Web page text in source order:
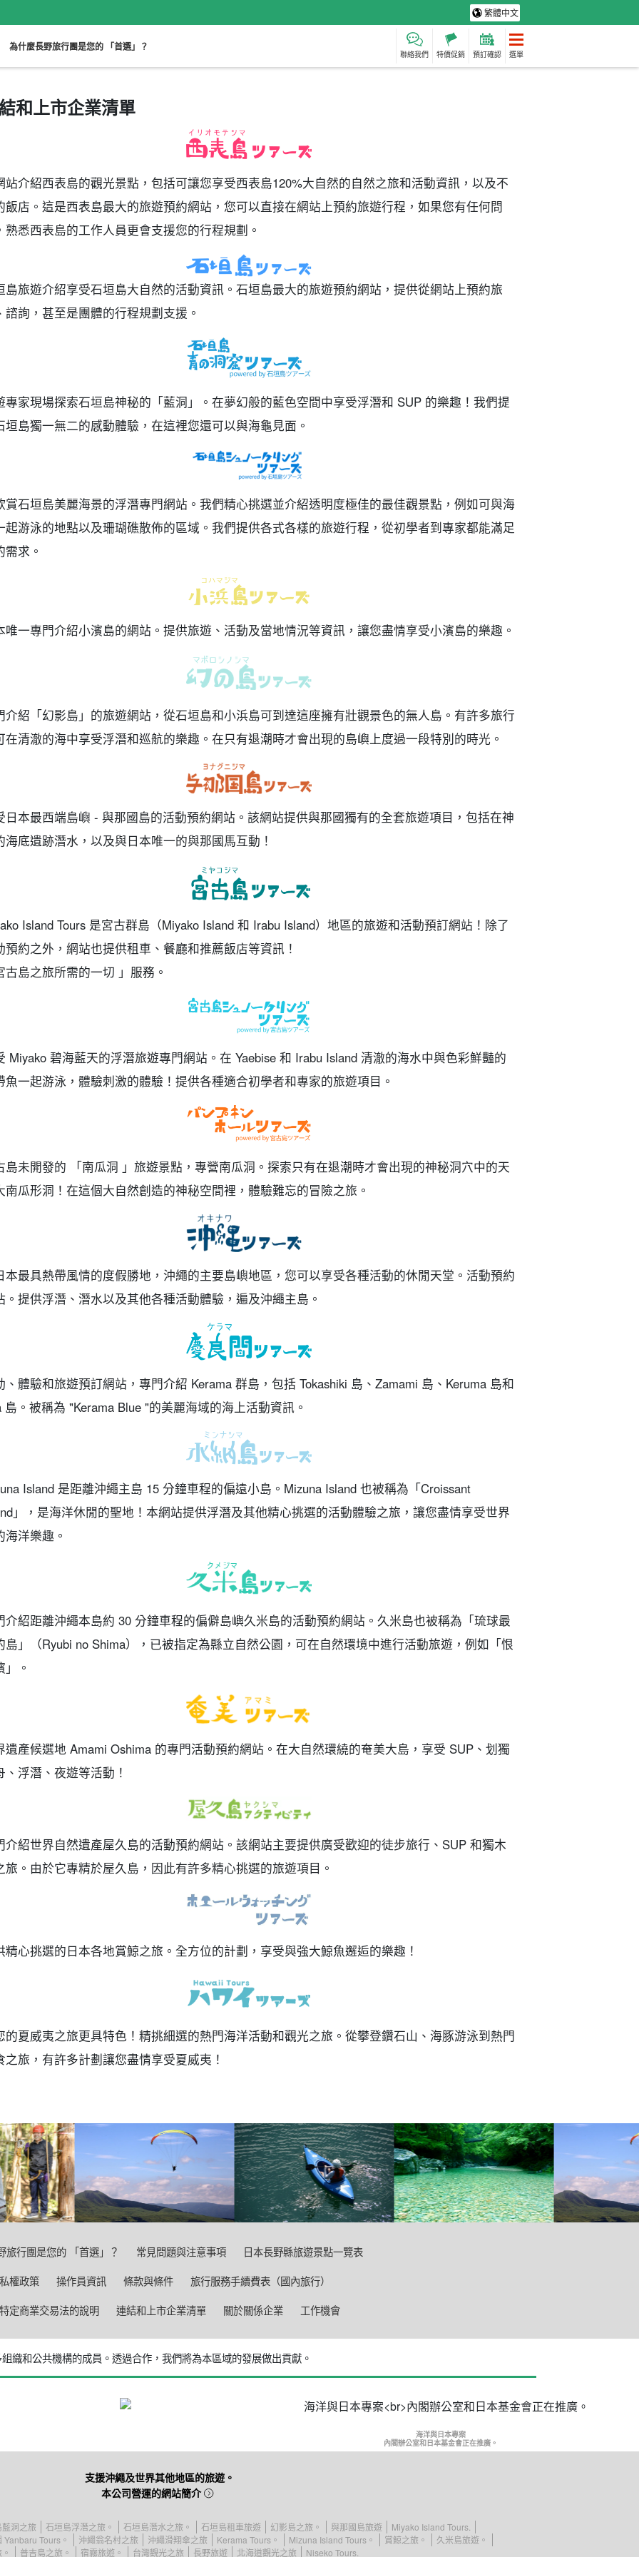
繁體中文
為什麼長野旅行團是您的 「首選」？
聯絡我們 特價促銷 預訂確認 選單
可單獨參與
和上市企業清單
站介紹西表島的觀光景點，包括可讓您享受西表島120%大自然的自然之旅和活動資訊，以及不
飯店。這是西表島最大的旅遊預約網站，您可以直接在網站上預約旅遊行程，如果您有任何問
熟悉西表島的工作人員更會支援您的行程規劃。
島旅遊介紹享受石垣島大自然的活動資訊。石垣島最大的旅遊預約網站，提供從網站上預約旅
諮詢，甚至是團體的行程規劃支援。
專家現場探索石垣島神秘的「藍洞」。在夢幻般的藍色空間中享受浮潛和 SUP 的樂趣！我們提
垣島獨一無二的感動體驗，在這裡您還可以與海龜見面。
賞石垣島美麗海景的浮潛專門網站。我們精心挑選並介紹透明度極佳的最佳觀景點，例如可與海
起游泳的地點以及珊瑚礁散佈的區域。我們提供各式各樣的旅遊行程，從初學者到專家都能滿足
需求。
唯一專門介紹小濱島的網站。提供旅遊、活動及當地情況等資訊，讓您盡情享受小濱島的樂趣。
介紹「幻影島」的旅遊網站，從石垣島和小浜島可到達這座擁有壯觀景色的無人島。有許多旅行
在清澈的海中享受浮潛和巡航的樂趣。在只有退潮時才會出現的島嶼上度過一段特別的時光。
日本最西端島嶼 - 與那國島的活動預約網站。該網站提供與那國獨有的全套旅遊項目，包括在神
海底遺跡潛水，以及與日本唯一的與那國馬互動！
Island Tours 是宮古群島（Miyako Island 和 Irabu Island）地區的旅遊和活動預訂網站！除了
預約之外，網站也提供租車、餐廳和推薦飯店等資訊！
古島之旅所需的一切 」服務。
Miyako 碧海藍天的浮潛旅遊專門網站。在 Yaebise 和 Irabu Island 清澈的海水中與色彩鮮豔的
魚一起游泳，體驗刺激的體驗！提供各種適合初學者和專家的旅遊項目。
島未開發的 「南瓜洞 」旅遊景點，專營南瓜洞。探索只有在退潮時才會出現的神秘洞穴中的天
南瓜形洞！在這個大自然創造的神秘空間裡，體驗難忘的冒險之旅。
本最具熱帶風情的度假勝地，沖繩的主要島嶼地區，您可以享受各種活動的休閒天堂。 活動預約
。提供浮潛、潛水以及其他各種活動體驗，遍及沖繩主島。
、體驗和旅遊預訂網站，專門介紹 Kerama 群島，包括 Tokashiki 島、Zamami 島、Keruma 島和
島。被稱為 "Kerama Blue "的美麗海域的海上活動資訊。
Island 是距離沖繩主島 15 分鐘車程的偏遠小島。Mizuna Island 也被稱為「Croissant
」，是海洋休閒的聖地！本網站提供浮潛及其他精心挑選的活動體驗之旅，讓您盡情享受世界
海洋樂趣。
介紹距離沖繩本島約 30 分鐘車程的偏僻島嶼久米島的活動預約網站。久米島也被稱為「琉球最
島」（Ryubi no Shima），已被指定為縣立自然公園，可在自然環境中進行活動旅遊，例如「恨
」。
遺產候選地 Amami Oshima 的專門活動預約網站。在大自然環繞的奄美大島，享受 SUP、划獨
、浮潛、夜遊等活動！
介紹世界自然遺產屋久島的活動預約網站。該網站主要提供廣受歡迎的徒步旅行、SUP 和獨木
旅。由於它專精於屋久島，因此有許多精心挑選的旅遊項目。
精心挑選的日本各地賞鯨之旅。全方位的計劃，享受與強大鯨魚邂逅的樂趣！
的夏威夷之旅更具特色！精挑細選的熱門海洋活動和觀光之旅。從攀登鑽石山、海豚游泳到熱門
之旅，有許多計劃讓您盡情享受夏威夷！
旅行團是您的 「首選」？ 常見問題與注意事項
日本長野縣旅遊景點一覽表
權政策
操作員資訊 條款與條件
旅行服務手續費表（國內旅行）
定商業交易法的說明
連結和上市企業清單 關於關係企業 工作機會
織和公共機構的成員。透過合作，我們將為本區域的發展做出貢獻。
海洋與日本專案
內閣辦公室和日本基金會正在推廣。
支援沖繩及世界其他地區的旅遊。
本公司營運的網站簡介
洞之旅 石垣島浮潛之旅。 石垣島潛水之旅。 石垣島租車旅遊 幻影島之旅。 與那國島旅遊
Miyako Island Tours.
Yanbaru Tours。 沖繩翁名村之旅 沖繩滑翔傘之旅 Kerama Tours。 Mizuna Island Tours。 賞鯨之旅。
久米島旅遊。
普吉島之旅。 宿霧旅遊。 台灣觀光之旅 長野旅遊 北海道觀光之旅 Niseko Tours.